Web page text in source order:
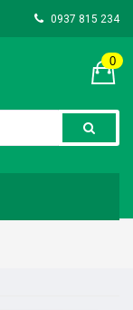
0937 815 234
0